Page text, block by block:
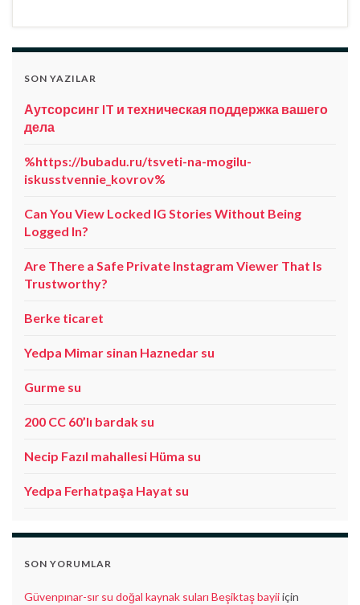
SON YAZILAR
Аутсорсинг IT и техническая поддержка вашего
дела
%https://bubadu.ru/tsveti-na-mogilu-
iskusstvennie_kovrov%
Can You View Locked IG Stories Without Being
Logged In?
Are There a Safe Private Instagram Viewer That Is
Trustworthy?
Berke ticaret
Yedpa Mimar sinan Haznedar su
Gurme su
200 CC 60’lı bardak su
Necip Fazıl mahallesi Hüma su
Yedpa Ferhatpaşa Hayat su
SON YORUMLAR
Güvenpınar-sır su doğal kaynak suları Beşiktaş bayiiiçin